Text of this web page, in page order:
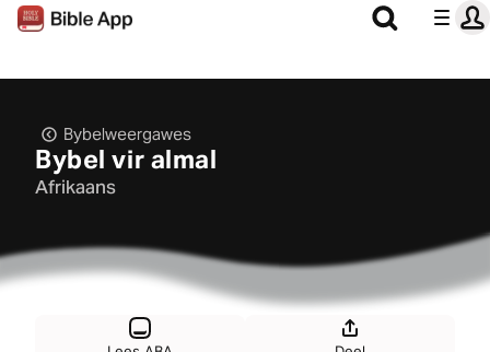
Bybelweergawes
Bybel vir almal
Afrikaans